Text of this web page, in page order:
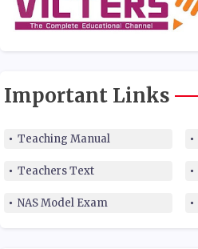
Important Links
Teaching Manual
Teachers Text
NAS Model Exam